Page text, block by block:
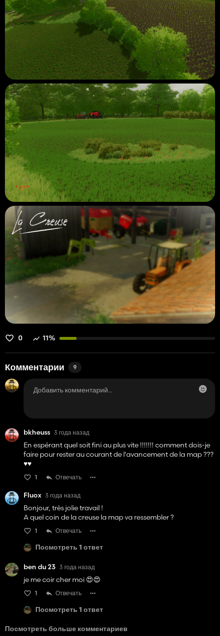
0 11%
Комментарии 9
bkheuss 3 года назад
En espérant quel soit fini au plus vite !!!!!!! comment dois-je
faire pour rester au courant de l'avancement de la map ???
♥️♥️
1 Отвечать
Fluox 3 года назад
Bonjour, très jolie travail !
A quel coin de la creuse la map va ressembler ?
1 Отвечать
Посмотреть 1 ответ
ben du 23 3 года назад
je me coir cher moi 😍😍
1 Отвечать
Посмотреть 1 ответ
Посмотреть больше комментариев